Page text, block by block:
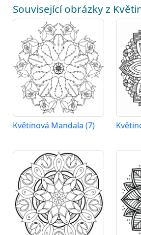
Související obrázky z
Květinová Mandala (7)